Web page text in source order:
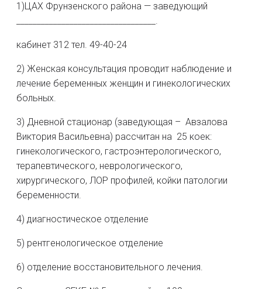
1)ЦАХ Фрунзенского района — заведующий
__________________________________.
кабинет 312 тел. 49-40-24
2) Женская консультация проводит наблюдение и
лечение беременных женщин и гинекологических
больных.
3) Дневной стационар (заведующая – Авзалова
Виктория Васильевна) рассчитан на 25 коeк:
гинекологического, гастроэнтерологического,
терапевтического, неврологического,
хирургического, ЛОР профилей, койки патологии
беременности.
4) диагностическое отделение
5) рентгенологическое отделение
6) отделение восстановительного лечения.